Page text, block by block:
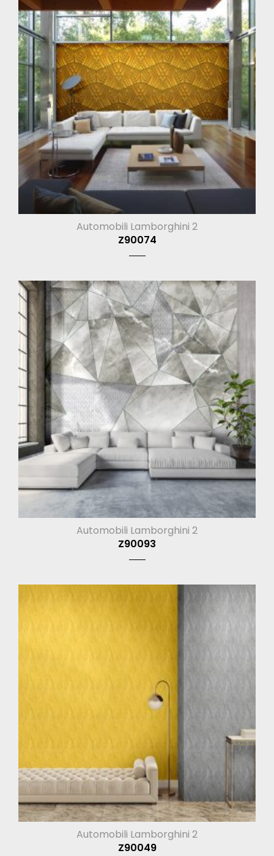
Automobili Lamborghini 2
Z90074
Automobili Lamborghini 2
Z90093
Automobili Lamborghini 2
Z90049